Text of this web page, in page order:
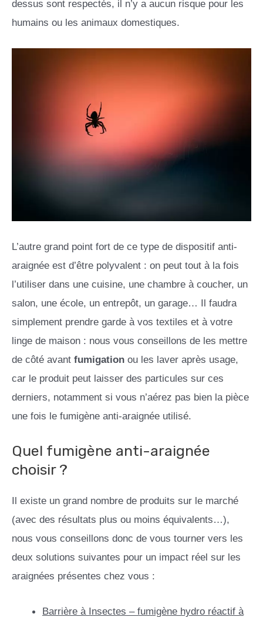
dessus sont respectés, il n’y a aucun risque pour les
humains ou les animaux domestiques.
L’autre grand point fort de ce type de dispositif anti-
araignée est d’être polyvalent : on peut tout à la fois
l’utiliser dans une cuisine, une chambre à coucher, un
salon, une école, un entrepôt, un garage… Il faudra
simplement prendre garde à vos textiles et à votre
linge de maison : nous vous conseillons de les mettre
de côté avant fumigation ou les laver après usage,
car le produit peut laisser des particules sur ces
derniers, notamment si vous n’aérez pas bien la pièce
une fois le fumigène anti-araignée utilisé.
Quel fumigène anti-araignée
choisir ?
Il existe un grand nombre de produits sur le marché
(avec des résultats plus ou moins équivalents…),
nous vous conseillons donc de vous tourner vers les
deux solutions suivantes pour un impact réel sur les
araignées présentes chez vous :
Barrière à Insectes – fumigène hydro réactif à